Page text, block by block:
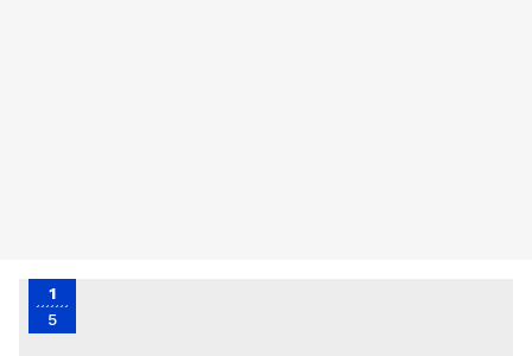
1
5